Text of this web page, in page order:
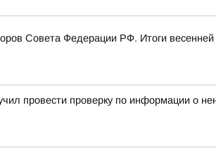
Совета Федерации РФ. Итоги весенней
провести проверку по информации о